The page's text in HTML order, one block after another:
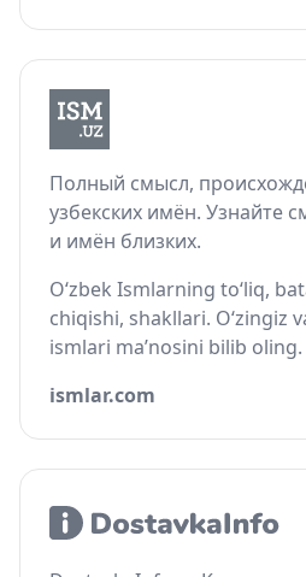
Полный смысл,
узбекских имён. Узнайте
и имён близких.
O‘zbek Ismlarning to‘liq,
chiqishi, shakllari. O‘zingiz
ismlari ma’nosini bilib oling.
ismlar.com